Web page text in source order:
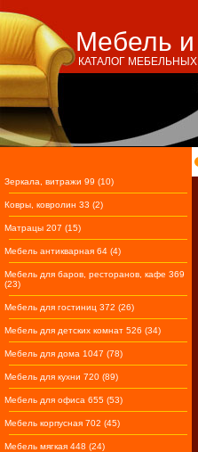
Мебель
КАТАЛОГ
Зеркала, витражи 99 (10)
Ковры, ковролин 33 (2)
Матрацы 207 (15)
Мебель антикварная 64 (4)
Мебель для баров, ресторанов, кафе 369
(23)
Мебель для гостиниц 372 (26)
Мебель для детских комнат 526 (34)
Мебель для дома 1047 (78)
Мебель для кухни 720 (89)
Мебель для офиса 655 (53)
Мебель корпусная 702 (45)
Мебель мягкая 448 (24)